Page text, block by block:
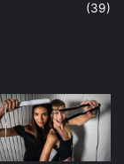
(39)